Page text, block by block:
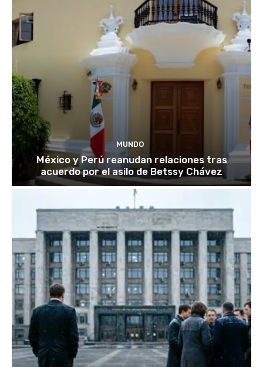
MUNDO
México y Perú reanudan relaciones tras
acuerdo por el asilo de Betssy Chávez